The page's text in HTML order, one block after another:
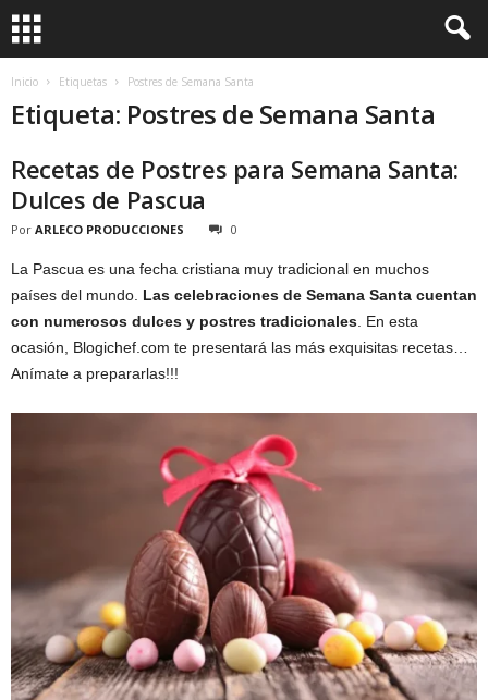
Inicio Etiquetas Postres de Semana Santa
Etiqueta: Postres de Semana Santa
Recetas de Postres para Semana Santa:
Dulces de Pascua
Por ARLECO PRODUCCIONES 0
La Pascua es una fecha cristiana muy tradicional en muchos
países del mundo. Las celebraciones de Semana Santa cuentan
con numerosos dulces y postres tradicionales . En esta
ocasión, Blogichef.com te presentará las más exquisitas recetas…
Anímate a prepararlas!!!